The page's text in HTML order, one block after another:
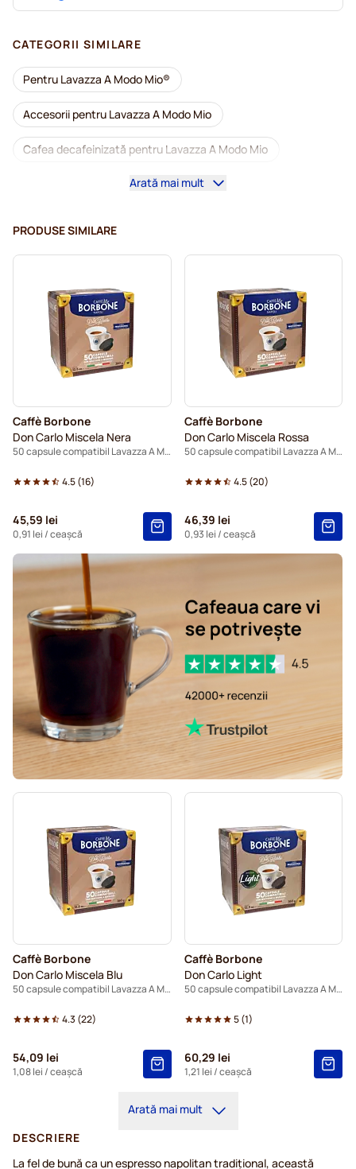
CATEGORII SIMILARE
Pentru Lavazza A Modo Mio®
Accesorii pentru Lavazza A Modo Mio
Cafea decafeinizată pentru Lavazza A Modo Mio
Detartrare și întreținere pentru Lavazza A Modo Mio
Capsule cafea Dolce Vita pentru Lavazza A Modo Mio
Capsule cafea Gimoka pentru Lavazza A Modo Mio
Capsule pentru Lavazza A Modo Mio®
Arată mai mult
PRODUSE SIMILARE
Caffè Borbone
Don Carlo Miscela Nera
50 capsule compatibil Lavazza A Modo Mio
4.5(16)
45,59 lei
0,91 lei / ceașcă
Caffè Borbone
Don Carlo Miscela Rossa
50 capsule compatibil Lavazza A Modo Mio
4.5(20)
46,39 lei
0,93 lei / ceașcă
Caffè Borbone
Don Carlo Miscela Blu
50 capsule compatibil Lavazza A Modo Mio
4.3 (22)
54,09 lei
1,08 lei / ceașcă
Caffè Borbone
Don Carlo Light
50 capsule compatibil Lavazza A Modo Mio
5(1)
60,29 lei
1,21 lei / ceașcă
Arată mai mult
DESCRIERE
La fel de bună ca un espresso napolitan tradițional, această